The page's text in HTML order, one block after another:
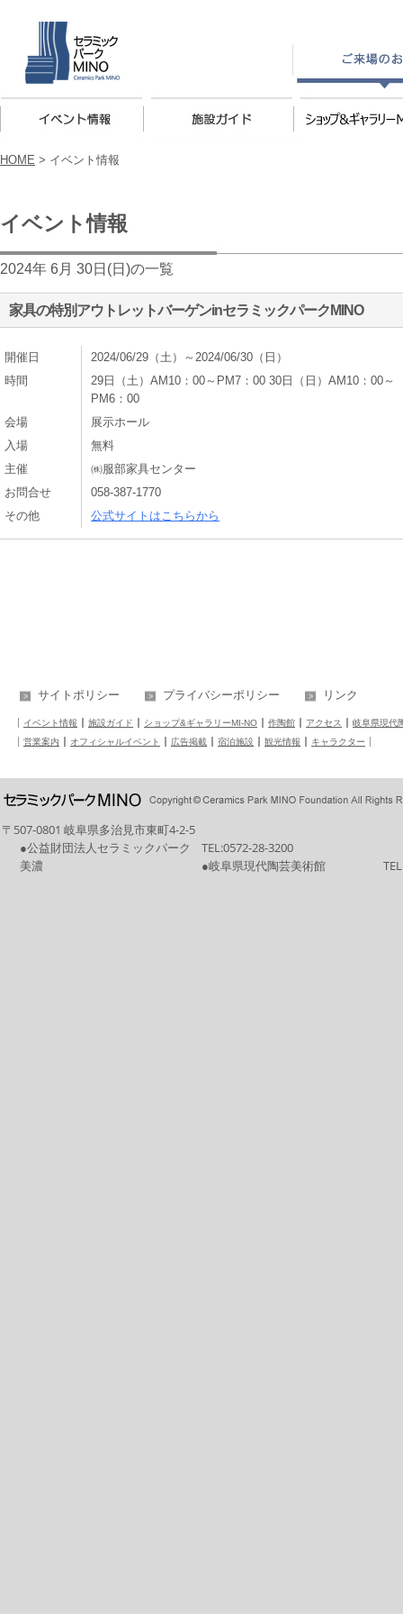
HOME > イベント情報
イベント情報
2024年 6月 30日(日)の一覧
家具の特別アウトレットバーゲンinセラミックパークMINO
開催日
2024/06/29（土）～2024/06/30（日）
時間
29日（土）AM10：00～PM7：00 30日（日）AM10：00～
PM6：00
会場
展示ホール
入場
無料
主催
㈱服部家具センター
お問合せ
058-387-1770
その他
公式サイトはこちらから
サイトポリシー プライバシーポリシー リンク
イベント情報 施設ガイド ショップ&ギャラリーMI-NO 作陶館 アクセス
岐阜県現代
営業案内
オフィシャルイベント 広告掲載 宿泊施設 観光情報 キャラクター
〒507-0801 岐阜県多治見市東町4-2-5
●公益財団法人セラミックパーク
美濃
TEL:0572-28-3200
●岐阜県現代陶芸美術館